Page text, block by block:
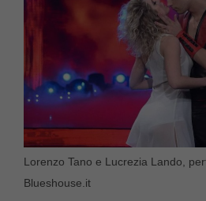
Lorenzo Tano e Lucrezia Lando,
Blueshouse.it